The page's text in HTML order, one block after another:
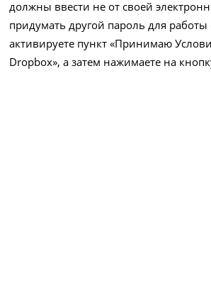
должны ввести не от своей
придумать другой пароль для работы
активируете пункт «Принимаю
Dropbox», а затем нажимаете на